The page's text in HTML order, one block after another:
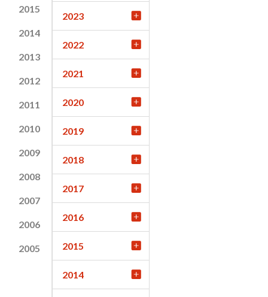
2015
2014
2013
2012
2011
2010
2009
2008
2007
2006
2005
2023
2022
2021
2020
2019
2018
2017
2016
2015
2014